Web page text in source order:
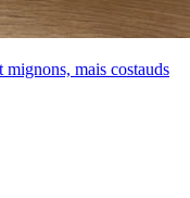
mais costauds